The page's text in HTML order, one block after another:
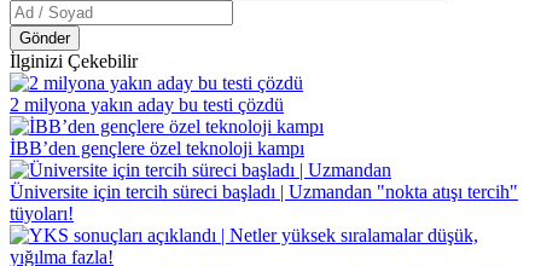
Gönder
İlginizi Çekebilir
2 milyona yakın aday bu testi çözdü
İBB’den gençlere özel teknoloji kampı
Üniversite için tercih süreci başladı | Uzmandan "nokta atışı tercih"
tüyoları!